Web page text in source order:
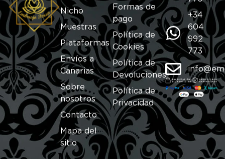
Nicho
Muestras
Plataformas
Envíos a
Canarias
Sobre
nosotros
Contacto
Mapa del
sitio
Formas de
pago
Política de
Cookies
Política de
Devoluciones
Política de
Privacidad
+34
604
992
773